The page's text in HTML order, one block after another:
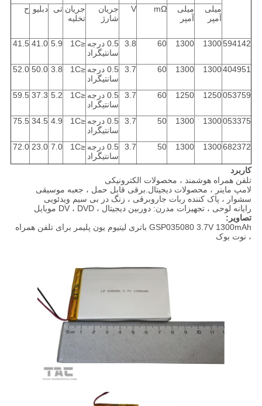
میلی
آمپر
میلی
آمپر
mΩ
V
جریان
شارژ
جریان
تخلیه
تی دبلیو ح
594142
1300
1300
60
3.8
0.5 درجه
سانتیگراد
≤1C
5.9
41.0
41.5
404951
1300
1300
60
3.7
0.5 درجه
سانتیگراد
≤1C
3.8
50.0
52.0
053759
1250
1250
60
3.7
0.5 درجه
سانتیگراد
≤1C
5.2
37.3
59.5
053375
1300
1300
50
3.7
0.5 درجه
سانتیگراد
≤1C
4.9
34.5
75.5
682372
1300
1300
50
3.7
0.5 درجه
سانتیگراد
≤1C
7.0
23.0
72.0
کاربرد
تلفن همراه هوشمند ، محصولات الکترونیکی
لامپ ماینر ، محصولات دیجیتال.برقی قابل حمل ، جعبه موسیقی
سشوار ، پاک کننده ربات جاروبرقی ، زنگ در بی سیم ویدئویی
رایانه لوحی ، تجهیزات مدرن: دوربین دیجیتال ، DV ، DVD موبایل
تصاویر:
GSP035080 3.7V 1300mAh باتری لیتیوم یون پلیمر برای تلفن همراه
، نوت بوک